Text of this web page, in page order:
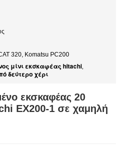
320, Komatsu PC200
μίνι εκσκαφέας hitachi,
δεύτερο χέρι
εκσκαφέας 20
EX200-1 σε χαμηλή